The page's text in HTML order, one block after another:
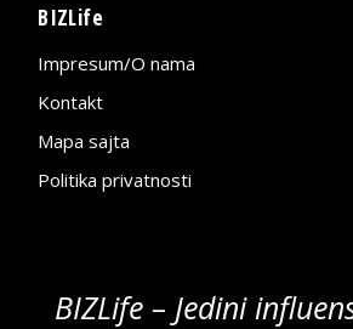
BIZLife
Impresum/O nama
Kontakt
Mapa sajta
Politika privatnosti
BIZLife – Jedini